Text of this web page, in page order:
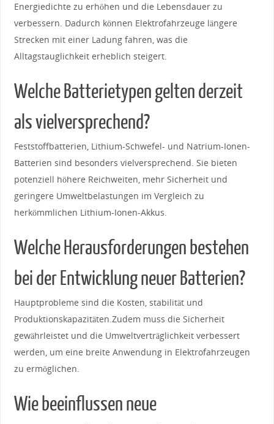
Energiedichte zu ‍erhöhen und‌ die Lebensdauer⁢ zu
verbessern. ‌Dadurch‌ können Elektrofahrzeuge längere
Strecken‌ mit einer⁢ Ladung fahren, was die⁤
Alltagstauglichkeit erheblich steigert.
Welche Batterietypen gelten⁣ derzeit
als‌ vielversprechend?
Feststoffbatterien, Lithium-Schwefel- und Natrium-Ionen-
Batterien sind besonders vielversprechend. Sie bieten
potenziell ‍höhere Reichweiten, mehr Sicherheit ‍und
geringere Umweltbelastungen im Vergleich zu
‌herkömmlichen Lithium-Ionen-Akkus.
Welche Herausforderungen‍ bestehen
bei der Entwicklung neuer⁢ Batterien?
Hauptprobleme sind die​ Kosten, stabilität und
Produktionskapazitäten.Zudem muss die Sicherheit
gewährleistet und‍ die Umweltverträglichkeit‍ verbessert
werden, um eine ⁢breite Anwendung in Elektrofahrzeugen⁣
zu ermöglichen.
Wie beeinflussen neue⁤